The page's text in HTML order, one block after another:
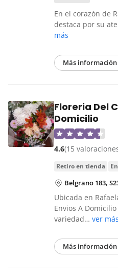
En el corazón de
destaca por su
más
Más información
Floreria Del
Domicilio
4.6(15
retiro en tienda
Belgrano 183,
Ubicada en
Envios A
variedad… ver más
Más información